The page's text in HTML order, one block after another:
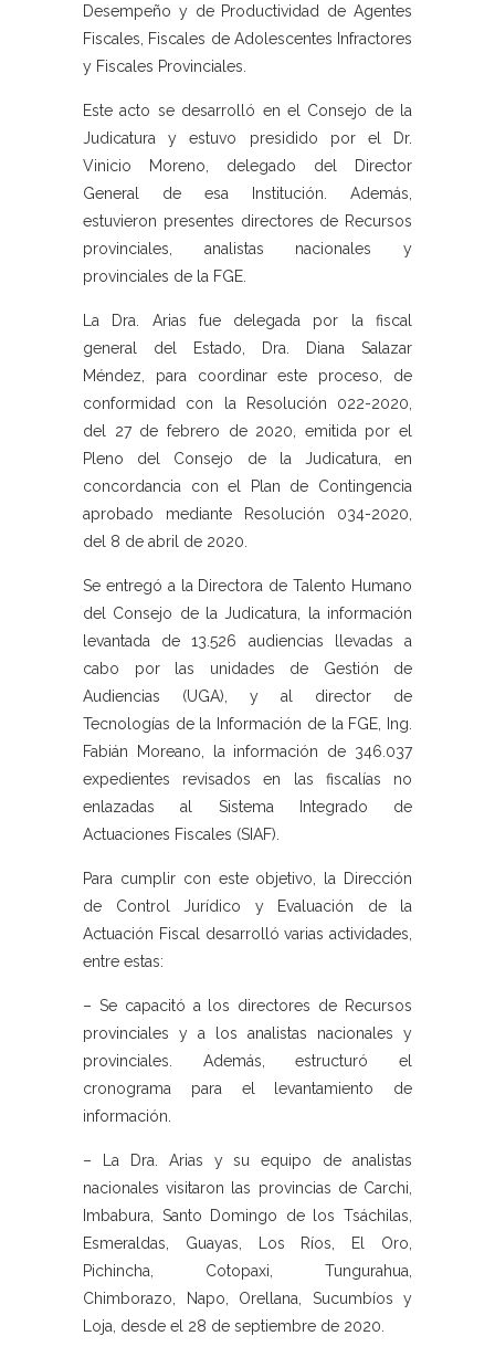
Desempeño y de Productividad de Agentes
Fiscales, Fiscales de Adolescentes Infractores
y Fiscales Provinciales.
Este acto se desarrolló en el Consejo de la
Judicatura y estuvo presidido por el Dr.
Vinicio Moreno, delegado del Director
General de esa Institución. Además,
estuvieron presentes directores de Recursos
provinciales, analistas nacionales y
provinciales de la FGE.
La Dra. Arias fue delegada por la fiscal
general del Estado, Dra. Diana Salazar
Méndez, para coordinar este proceso, de
conformidad con la Resolución 022-2020,
del 27 de febrero de 2020, emitida por el
Pleno del Consejo de la Judicatura, en
concordancia con el Plan de Contingencia
aprobado mediante Resolución 034-2020,
del 8 de abril de 2020.
Se entregó a la Directora de Talento Humano
del Consejo de la Judicatura, la información
levantada de 13.526 audiencias llevadas a
cabo por las unidades de Gestión de
Audiencias (UGA), y al director de
Tecnologías de la Información de la FGE, Ing.
Fabián Moreano, la información de 346.037
expedientes revisados en las fiscalías no
enlazadas al Sistema Integrado de
Actuaciones Fiscales (SIAF).
Para cumplir con este objetivo, la Dirección
de Control Jurídico y Evaluación de la
Actuación Fiscal desarrolló varias actividades,
entre estas:
– Se capacitó a los directores de Recursos
provinciales y a los analistas nacionales y
provinciales. Además, estructuró el
cronograma para el levantamiento de
información.
– La Dra. Arias y su equipo de analistas
nacionales visitaron las provincias de Carchi,
Imbabura, Santo Domingo de los Tsáchilas,
Esmeraldas, Guayas, Los Ríos, El Oro,
Pichincha, Cotopaxi, Tungurahua,
Chimborazo, Napo, Orellana, Sucumbíos y
Loja, desde el 28 de septiembre de 2020.